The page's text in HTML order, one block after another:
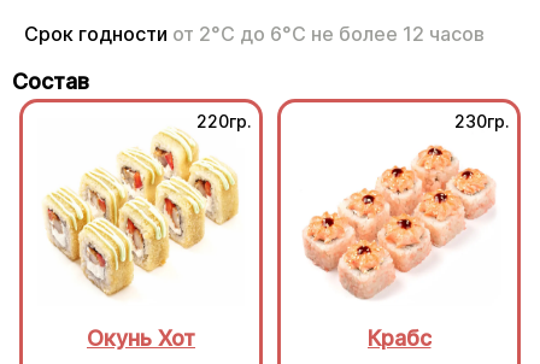
Срок годности от 2°С до 6°С не более 12 часов
Состав
220гр.
Окунь Хот
230гр.
Крабс